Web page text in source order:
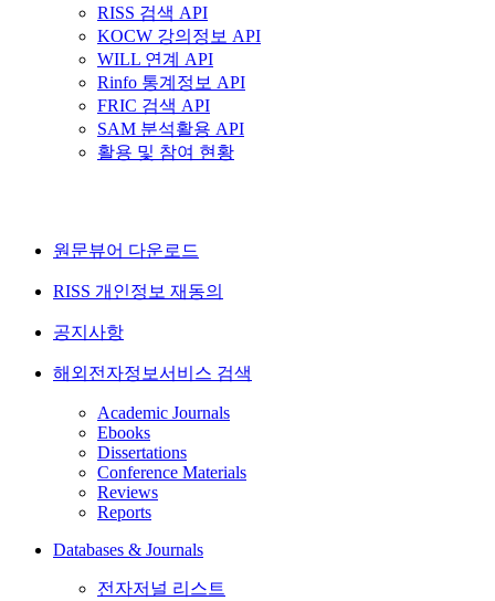
RISS 검색 API
KOCW 강의정보 API
WILL 연계 API
Rinfo 통계정보 API
FRIC 검색 API
SAM 분석활용 API
활용 및 참여 현황
원문뷰어 다운로드
RISS 개인정보 재동의
공지사항
해외전자정보서비스 검색
Academic Journals
Ebooks
Dissertations
Conference Materials
Reviews
Reports
Databases & Journals
전자저널 리스트